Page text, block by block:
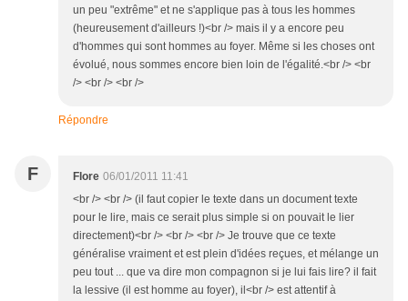
un peu "extrême" et ne s'applique pas à tous les hommes
(heureusement d'ailleurs !)<br /> mais il y a encore peu
d'hommes qui sont hommes au foyer. Même si les choses ont
évolué, nous sommes encore bien loin de l'égalité.<br /> <br
/> <br /> <br />
Répondre
F Flore 06/01/2011 11:41
<br /> <br /> (il faut copier le texte dans un document texte
pour le lire, mais ce serait plus simple si on pouvait le lier
directement)<br /> <br /> <br /> Je trouve que ce texte
généralise vraiment et est plein d'idées reçues, et mélange un
peu tout ... que va dire mon compagnon si je lui fais lire? il fait
la lessive (il est homme au foyer), il<br /> est attentif à